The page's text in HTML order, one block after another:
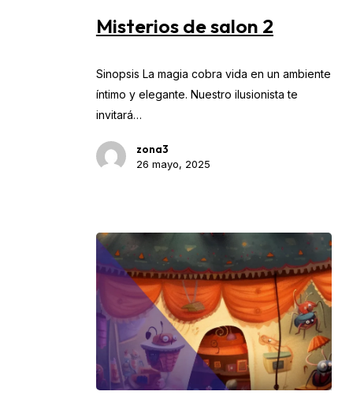
salon
Misterios de salon 2
Sinopsis La magia cobra vida en un ambiente
íntimo y elegante. Nuestro ilusionista te
invitará…
zona3
26 mayo, 2025